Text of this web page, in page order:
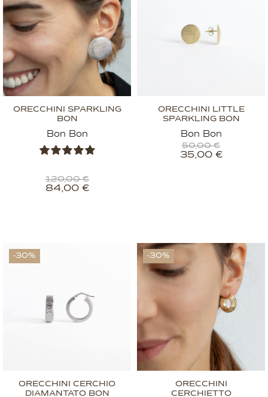
ORECCHINI SPARKLING
BON
Bon Bon
120,00€
84,00 €
ORECCHINI LITTLE
SPARKLING BON
Bon Bon
50,00€
35,00 €
-30%
ORECCHINI CERCHIO
DIAMANTATO BON
-30%
ORECCHINI
CERCHIETTO